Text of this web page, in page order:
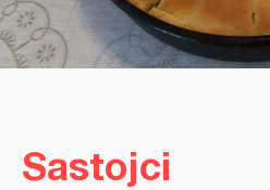
Sastojci